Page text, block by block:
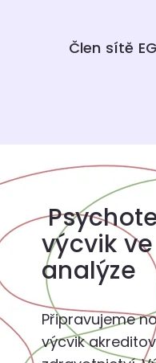
Člen sítě
výcvik
analýze
Připravujeme
výcvik